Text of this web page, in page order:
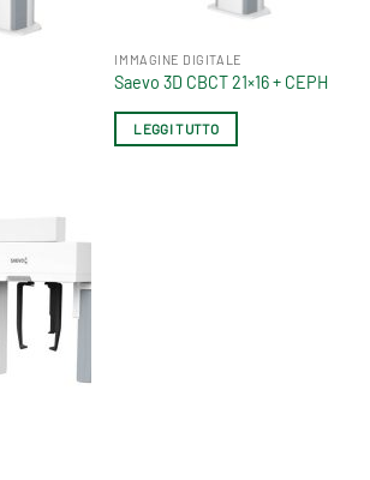
IMMAGINE DIGITALE
Saevo 3D CBCT 21×16 + CEPH
LEGGI TUTTO